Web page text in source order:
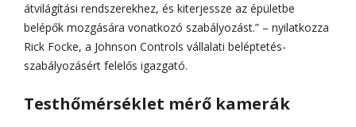
átvilágítási rendszerekhez, és kiterjessze az épületbe
belépők mozgására vonatkozó szabályozást.” – nyilatkozza
Rick Focke, a Johnson Controls vállalati beléptetés-
szabályozásért felelős igazgató.
Testhőmérséklet mérő kamerák